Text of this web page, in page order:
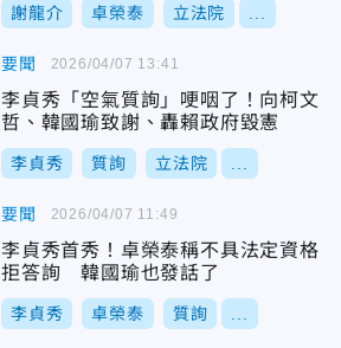
謝龍介 卓榮泰 立法院
要聞
李貞秀「空氣質詢」哽咽了！向柯文
哲、韓國瑜致謝、轟賴政府毀憲
李貞秀 質詢 立法院
2026/04/07 13:41
要聞
李貞秀首秀！卓榮泰稱不具法定資格
拒答詢 韓國瑜也發話了
李貞秀 卓榮泰 質詢
2026/04/07 11:49